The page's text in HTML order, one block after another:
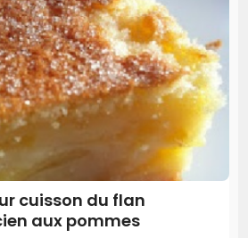
cuisson du flan
aux pommes